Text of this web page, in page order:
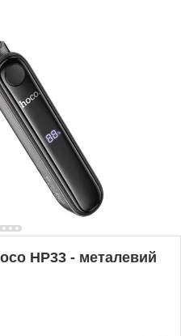
HP33 - металевий